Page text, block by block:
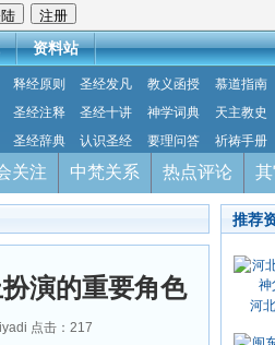
资料站
释经原则 圣经发凡 教义函授 慕道指南
圣经注释 圣经十讲 神学词典 天主教史
圣经辞典 认识圣经 要理问答 祈祷手册
关注 中梵关系 热点评论
演的重要角色
点击： 217
推荐
河